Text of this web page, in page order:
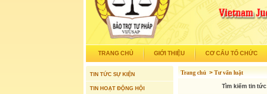
TRANG CHỦ GIỚI THIỆU CƠ CẤU TỔ CHỨC
TIN TỨC SỰ KIỆN
TIN HOẠT ĐỘNG HỘI
Trang chủ > Tư vấn luật
Tìm kiếm tin tức